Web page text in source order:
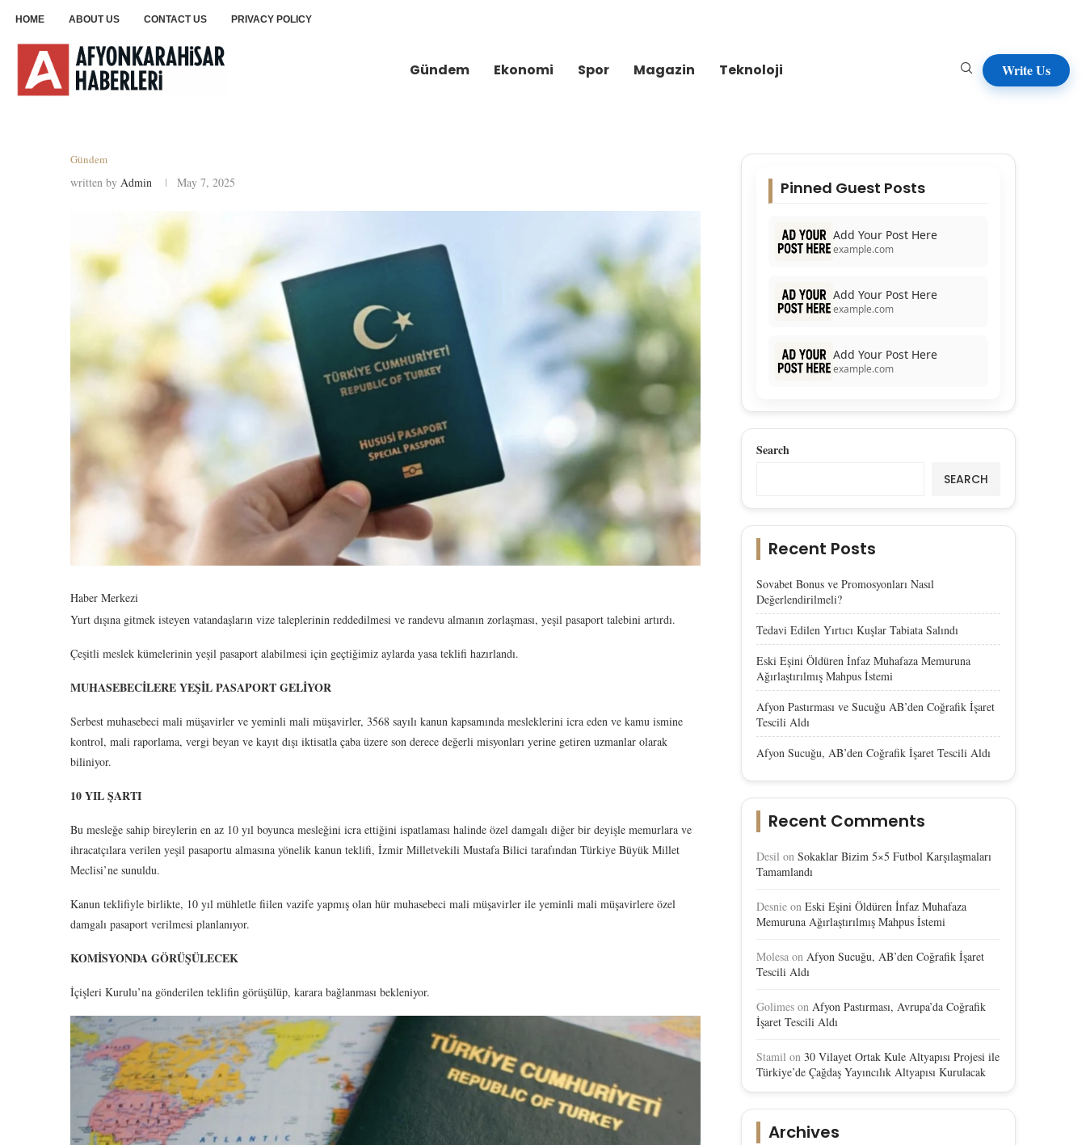
HOME ABOUT US CONTACT US PRIVACY POLICY
Gündem Ekonomi Spor Magazin Teknoloji Write Us
Gündem
written by Admin May 7, 2025
Haber Merkezi
Yurt dışına gitmek isteyen vatandaşların vize taleplerinin reddedilmesi ve randevu almanın zorlaşması, yeşil pasaport talebini artırdı.
Çeşitli meslek kümelerinin yeşil pasaport alabilmesi için geçtiğimiz aylarda yasa teklifi hazırlandı.
MUHASEBECİLERE YEŞİL PASAPORT GELİYOR
Serbest muhasebeci mali müşavirler ve yeminli mali müşavirler, 3568 sayılı kanun kapsamında mesleklerini icra eden ve kamu ismine
kontrol, mali raporlama, vergi beyan ve kayıt dışı iktisatla çaba üzere son derece değerli misyonları yerine getiren uzmanlar olarak
biliniyor.
10 YIL ŞARTI
Bu mesleğe sahip bireylerin en az 10 yıl boyunca mesleğini icra ettiğini ispatlaması halinde özel damgalı diğer bir deyişle memurlara ve
ihracatçılara verilen yeşil pasaportu almasına yönelik kanun teklifi, İzmir Milletvekili Mustafa Bilici tarafından Türkiye Büyük Millet
Meclisi’ne sunuldu.
Kanun teklifiyle birlikte, 10 yıl mühletle fiilen vazife yapmış olan hür muhasebeci mali müşavirler ile yeminli mali müşavirlere özel
damgalı pasaport verilmesi planlanıyor.
KOMİSYONDA GÖRÜŞÜLECEK
İçişleri Kurulu’na gönderilen teklifin görüşülüp, karara bağlanması bekleniyor.
Pinned Guest Posts
Add Your Post Here
example.com
Add Your Post Here
example.com
Add Your Post Here
example.com
Search
SEARCH
Recent Posts
Sovabet Bonus ve Promosyonları Nasıl
Değerlendirilmeli?
Tedavi Edilen Yırtıcı Kuşlar Tabiata Salındı
Eski Eşini Öldüren İnfaz Muhafaza Memuruna
Ağırlaştırılmış Mahpus İstemi
Afyon Pastırması ve Sucuğu AB’den Coğrafik İşaret
Tescili Aldı
Afyon Sucuğu, AB’den Coğrafik İşaret Tescili Aldı
Recent Comments
Desil on Sokaklar Bizim 5×5 Futbol Karşılaşmaları
Tamamlandı
Desnie on Eski Eşini Öldüren İnfaz Muhafaza
Memuruna Ağırlaştırılmış Mahpus İstemi
Molesa on Afyon Sucuğu, AB’den Coğrafik İşaret
Tescili Aldı
Golimes on Afyon Pastırması, Avrupa’da Coğrafik
İşaret Tescili Aldı
Stamil on 30 Vilayet Ortak Kule Altyapısı Projesi ile
Türkiye’de Çağdaş Yayıncılık Altyapısı Kurulacak
Archives